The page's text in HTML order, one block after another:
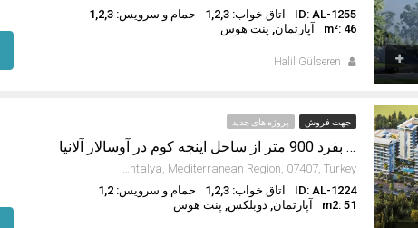
ID: AL-1255
اتاق خواب: 1,2,3
حمام و سرویس: 1,2,3
m²: 46
آپارتمان, پنت هوس
Halil Gülseren
جهت فروش پروژه های جدید
آپارتمان منحصر بفرد 900 متر از ساحل اینجه کوم در آوسالار آلانیا
Avsallar, Alanya, Antalya, Mediterranean Region, 07407, Turkey
ID: AL-1224
اتاق خواب: 1,2,3
حمام و سرویس: 1,2
m2: 51
آپارتمان, دوبلکس, پنت هوس